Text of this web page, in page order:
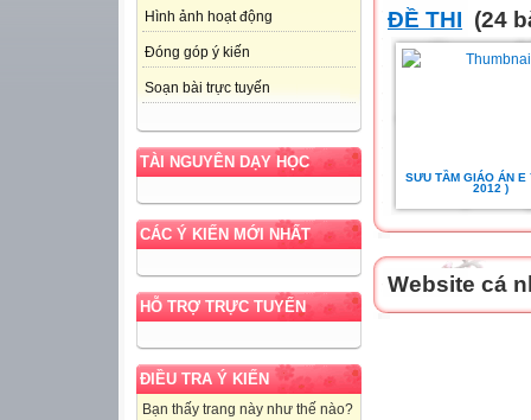
Hình ảnh hoạt động
Đóng góp ý kiến
Soạn bài trực tuyến
TÀI NGUYÊN DẠY HỌC
CÁC Ý KIẾN MỚI NHẤT
HỖ TRỢ TRỰC TUYẾN
ĐIỀU TRA Ý KIẾN
Bạn thấy trang này như thế nào?
ĐỀ THI (24
SƯU TẦM GIÁO ÁN E
2012 )
Website cá